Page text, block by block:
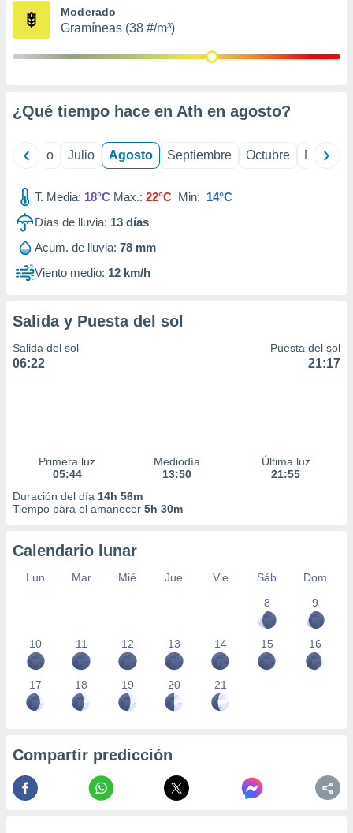
publicidad
publicidad
1199
Moderado
Gramíneas (38 #/m³)
¿Qué tiempo hace en Ath en agosto?
Junio Julio Agosto Septiembre Octubre
T. Media: 18°C Max.: 22°C Min: 14°C
Días de lluvia: 13 días
Acum. de lluvia: 78 mm
Viento medio: 12 km/h
Salida y Puesta del sol
Salida del sol
06:22
Puesta del sol
21:17
Primera luz
05:44
Mediodía
13:50
Última luz
21:55
Duración del día 14h 56m
Tiempo para el amanecer 5h 30m
Calendario lunar
Lun Mar Mié Jue Vie Sáb
Dom
8
9
10 11 12 13 14 15 16
17 18 19 20 21
Compartir predicción